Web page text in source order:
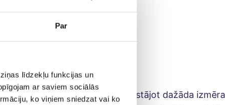
Par
līdzekļu funkcijas un
ar saviem sociālās
ko viņiem sniedzat vai ko
sviestu. Iestrādā miltos atstājot dažāda izmēra